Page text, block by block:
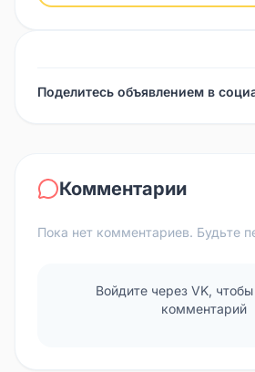
Поделитесь объявлением в
Комментарии
Пока нет комментариев. Будьте
Войдите через VK, чтобы
комментарий